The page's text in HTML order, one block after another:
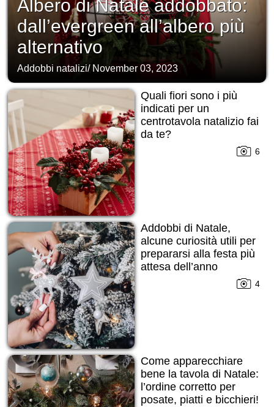
Albero di Natale addobbato:
dall’evergreen all’albero più
alternativo
Addobbi natalizi/ November 03, 2023
Quali fiori sono i più
indicati per un
centrotavola natalizio fai
da te?
6
Addobbi di Natale,
alcune curiosità utili per
prepararsi alla festa più
attesa dell’anno
4
Come apparecchiare
bene la tavola di Natale:
l’ordine corretto per
posate, piatti e bicchieri!